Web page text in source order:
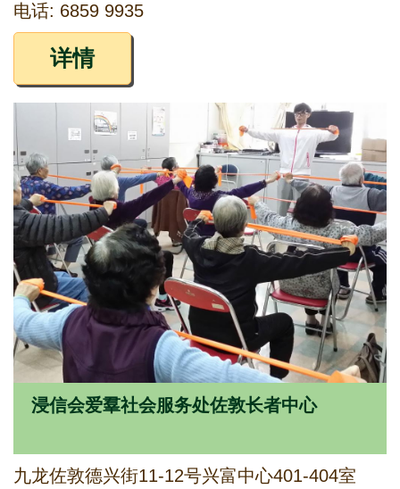
电话: 6859 9935
详情
浸信会爱羣社会服务处佐敦长者中心
九龙佐敦德兴街11-12号兴富中心401-404室